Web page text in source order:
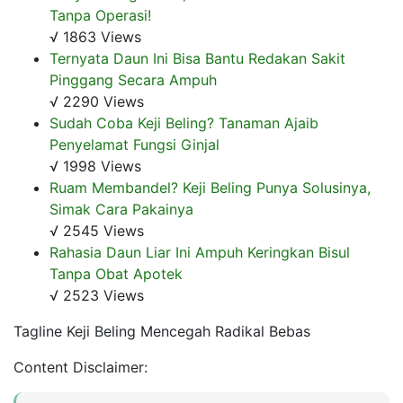
Tanpa Operasi!
√ 1863 Views
Ternyata Daun Ini Bisa Bantu Redakan Sakit
Pinggang Secara Ampuh
√ 2290 Views
Sudah Coba Keji Beling? Tanaman Ajaib
Penyelamat Fungsi Ginjal
√ 1998 Views
Ruam Membandel? Keji Beling Punya Solusinya,
Simak Cara Pakainya
√ 2545 Views
Rahasia Daun Liar Ini Ampuh Keringkan Bisul
Tanpa Obat Apotek
√ 2523 Views
Tagline Keji Beling Mencegah Radikal Bebas
Content Disclaimer: